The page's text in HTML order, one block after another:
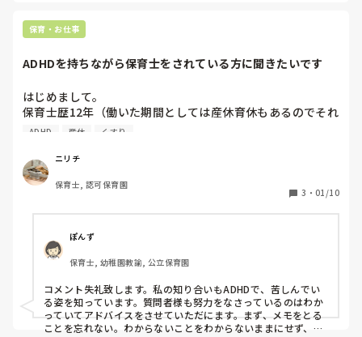
保育・お仕事
ADHDを持ちながら保育士をされている方に聞きたいです
はじめまして。
保育士歴12年（働いた期間としては産休育休もあるのでそれ
を除くと9年半ほど）昨年秋にADHDを持っていることがわ
で働いています。
恥ずかしい話、私はできない仕事が多いんです。
陰でも「あの人大丈夫？」と心配されているくらいです。
的確な指示を出す
書類がうまく書けない
用意するもの１つは必ず何かを忘れる
何かをしながら他の子を気にかける
上手に遊びを広げられない
今一歳児の担任なのですが、上に書いたことが特に難しいな
と感じており、いまだに何かしら注意を受けます。できない
ことを指摘されるたびに胸が痛み、ひどく落ち込みます。
ADHD 産休 くすり
ニリチ
保育士, 認可保育園
3 ・ 01/10
ぽんず
保育士, 幼稚園教諭, 公立保育園
コメント失礼致します。私の知り合いもADHDで、苦しんでい
る姿を知っています。質問者様も努力をなさっているのはわか
っていてアドバイスをさせていただにます。まず、メモをとる
ことを忘れない。わからないことをわからないままにせず、す